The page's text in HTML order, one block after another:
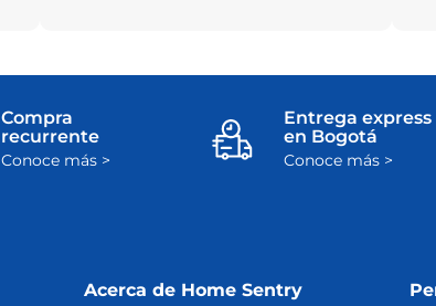
Compra
recurrente
Conoce más >
Entrega express
en Bogotá
Conoce más >
Acerca de Home Sentry